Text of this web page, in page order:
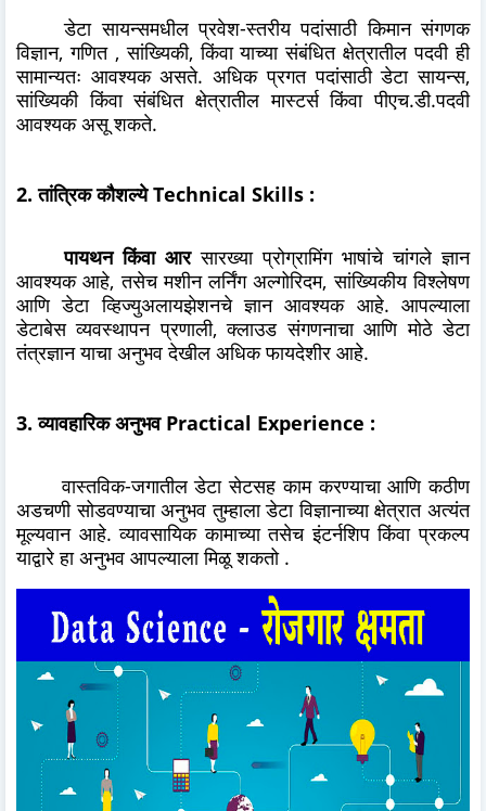
डेटा सायन्समधील प्रवेश-स्तरीय पदांसाठी किमान संगणक
विज्ञान, गणित , सांख्यिकी, किंवा याच्या संबंधित क्षेत्रातील पदवी ही
सामान्यतः आवश्यक असते. अधिक प्रगत पदांसाठी डेटा सायन्स,
सांख्यिकी किंवा संबंधित क्षेत्रातील मास्टर्स किंवा पीएच.डी.पदवी
आवश्यक असू शकते.
2. तांत्रिक कौशल्ये Technical Skills :
पायथन किंवा आरसारख्या प्रोग्रामिंग भाषांचे चांगले ज्ञान
आवश्यक आहे, तसेच मशीन लर्निंग अल्गोरिदम, सांख्यिकीय विश्लेषण
आणि डेटा व्हिज्युअलायझेशनचे ज्ञान आवश्यक आहे. आपल्याला
डेटाबेस व्यवस्थापन प्रणाली, क्लाउड संगणनाचा आणि मोठे डेटा
तंत्रज्ञान याचा अनुभव देखील अधिक फायदेशीर आहे.
3. व्यावहारिक अनुभव Practical Experience :
वास्तविक-जगातील डेटा सेटसह काम करण्याचा आणि कठीण
अडचणी सोडवण्याचा अनुभव तुम्हाला डेटा विज्ञानाच्या क्षेत्रात अत्यंत
मूल्यवान आहे. व्यावसायिक कामाच्या तसेच इंटर्नशिप किंवा प्रकल्प
याद्वारे हा अनुभव आपल्याला मिळू शकतो .